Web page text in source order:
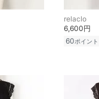
relaclo
6,600円
60ポイント